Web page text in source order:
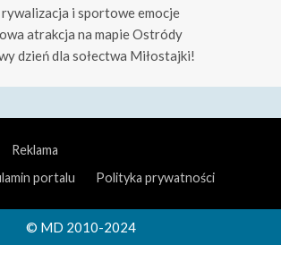
i sportowe emocje
atrakcja na mapie Ostródy
dzień dla sołectwa Miłostajki!
Reklama
portalu Polityka prywatności
© MD 2010-2024